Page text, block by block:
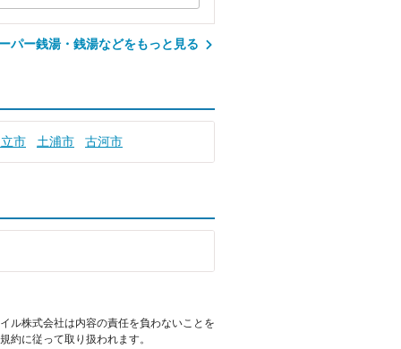
パー銭湯・銭湯などをもっと見る
市 土浦市 古河市
ル株式会社は内容の責任を負わないことを
約に従って取り扱われます。